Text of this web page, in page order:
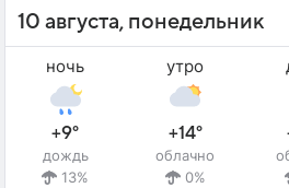
10 августа, понедельник
ночь
+9°
дождь
13%
утро
+14°
облачно
0%